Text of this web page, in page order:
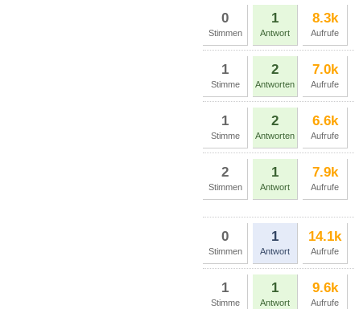
0
Stimmen
1
Antwort
8.3k
Aufrufe
1
Stimme
2
Antworten
7.0k
Aufrufe
1
Stimme
2
Antworten
6.6k
Aufrufe
2
Stimmen
1
Antwort
7.9k
Aufrufe
0
Stimmen
1
Antwort
14.1k
Aufrufe
1
Stimme
1
Antwort
9.6k
Aufrufe